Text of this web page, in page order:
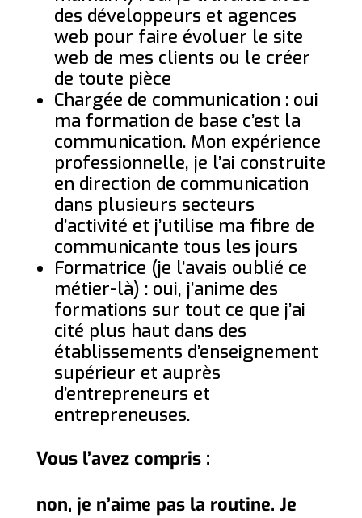
des développeurs et agences
web pour faire évoluer le site
web de mes clients ou le créer
de toute pièce
Chargée de communication : oui
ma formation de base c’est la
communication. Mon expérience
professionnelle, je l’ai construite
en direction de communication
dans plusieurs secteurs
d’activité et j’utilise ma fibre de
communicante tous les jours
Formatrice (je l’avais oublié ce
métier-là) : oui, j’anime des
formations sur tout ce que j’ai
cité plus haut dans des
établissements d’enseignement
supérieur et auprès
d’entrepreneurs et
entrepreneuses.
Vous l’avez compris :
non, je n’aime pas la routine. Je